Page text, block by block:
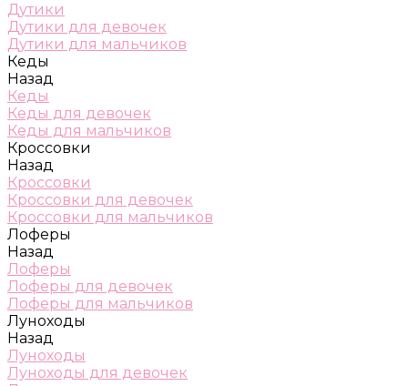
Дутики
Дутики для девочек
Дутики для мальчиков
Кеды
Назад
Кеды
Кеды для девочек
Кеды для мальчиков
Кроссовки
Назад
Кроссовки
Кроссовки для девочек
Кроссовки для мальчиков
Лоферы
Назад
Лоферы
Лоферы для девочек
Лоферы для мальчиков
Луноходы
Назад
Луноходы
Луноходы для девочек